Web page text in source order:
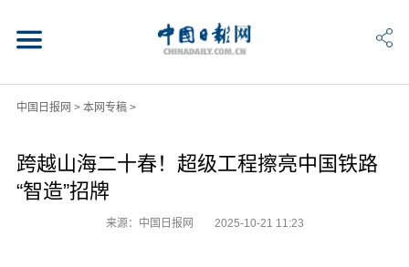
中国日报网 > 本网专稿>
跨越山海二十春！超级工程擦亮中国铁路
“智造”招牌
来源：中国日报网 2025-10-21 11:23